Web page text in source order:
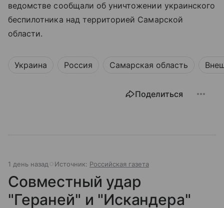
ведомстве сообщали об уничтожении украинского
беспилотника над территорией Самарской
области.
Украина Россия Самарская область
Поделиться
1 день назад Источник: Российская газета
Совместный удар
"Гераней" и "Искандера"